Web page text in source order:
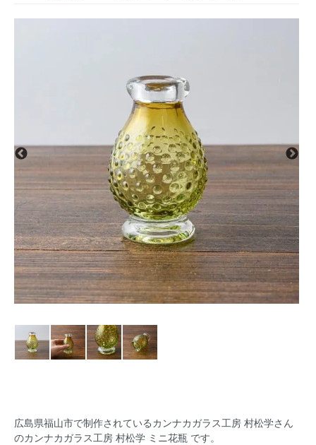
広島県福山市で制作されているカンナカガラス工房 村松学さん
のカンナカガラス工房 村松学 ミニ花瓶 です。